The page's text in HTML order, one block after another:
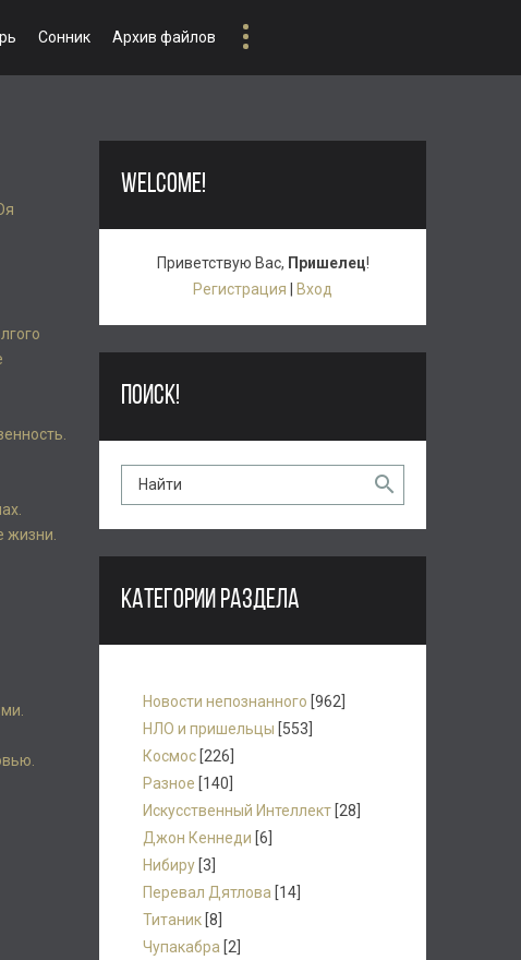
Сонник Архив файлов
жизни.
WELCOME!
Приветствую Вас, Пришелец!
Регистрация
Вход
ПОИСК!
КАТЕГОРИИ РАЗДЕЛА
Новости непознанного [962]
НЛО и пришельцы [553]
Космос [226]
Разное [140]
Искусственный Интеллект [28]
Джон Кеннеди [6]
Нибиру [3]
Перевал Дятлова [14]
Титаник [8]
Чупакабра [2]